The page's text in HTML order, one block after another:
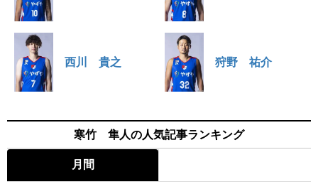
西川 貴之 狩野 祐介
寒竹 隼人の人気記事ランキング
月間